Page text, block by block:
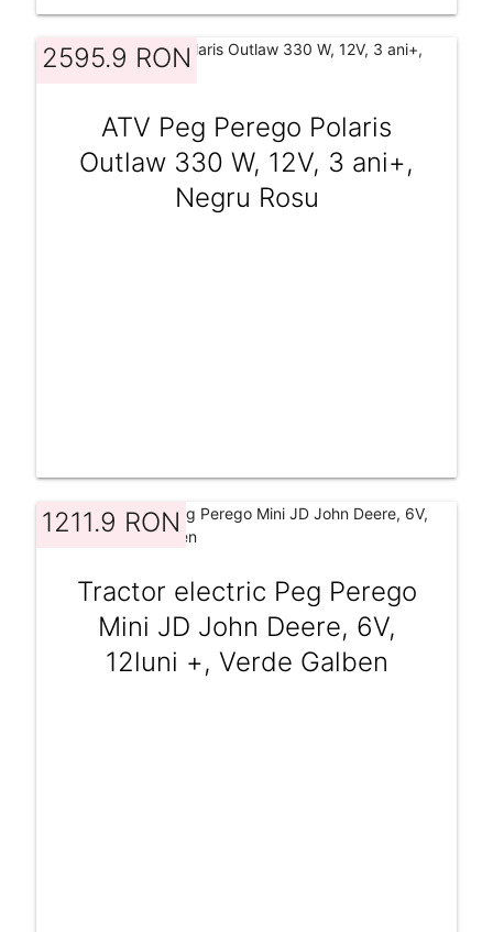
2595.9 RON
ATV Peg Perego Polaris
Outlaw 330 W, 12V, 3 ani+,
Negru Rosu
1211.9 RON
Tractor electric Peg Perego
Mini JD John Deere, 6V,
12luni +, Verde Galben